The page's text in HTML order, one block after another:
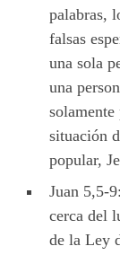
palabras,
falsas
una sola
una
solamente
situación
popular,
Juan 5,5-
cerca del
de la Ley